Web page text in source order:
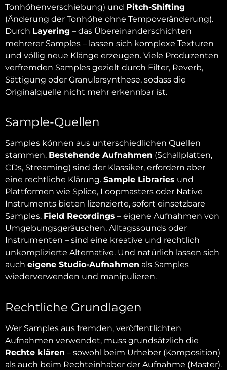
Tonhöhenverschiebung) und Pitch-Shifting
(Änderung der Tonhöhe ohne Tempoveränderung).
Durch Layering – das Übereinanderschichten
mehrerer Samples – lassen sich komplexe Texturen
und völlig neue Klänge erzeugen. Viele Produzenten
verfremden Samples gezielt durch Filter, Reverb,
Sättigung oder Granularsynthese, sodass die
Originalquelle nicht mehr erkennbar ist.
Sample-Quellen
Samples können aus unterschiedlichen Quellen
stammen. Bestehende Aufnahmen (Schallplatten,
CDs, Streaming) sind der Klassiker, erfordern aber
eine rechtliche Klärung. Sample Libraries und
Plattformen wie Splice, Loopmasters oder Native
Instruments bieten lizenzierte, sofort einsetzbare
Samples. Field Recordings – eigene Aufnahmen von
Umgebungsgeräuschen, Alltagssounds oder
Instrumenten – sind eine kreative und rechtlich
unkomplizierte Alternative. Und natürlich lassen sich
auch eigene Studio-Aufnahmen als Samples
wiederverwenden und manipulieren.
Rechtliche Grundlagen
Wer Samples aus fremden, veröffentlichten
Aufnahmen verwendet, muss grundsätzlich die
Rechte klären – sowohl beim Urheber (Komposition)
als auch beim Rechteinhaber der Aufnahme (Master).